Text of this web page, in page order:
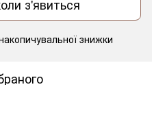
з'явиться
знижки